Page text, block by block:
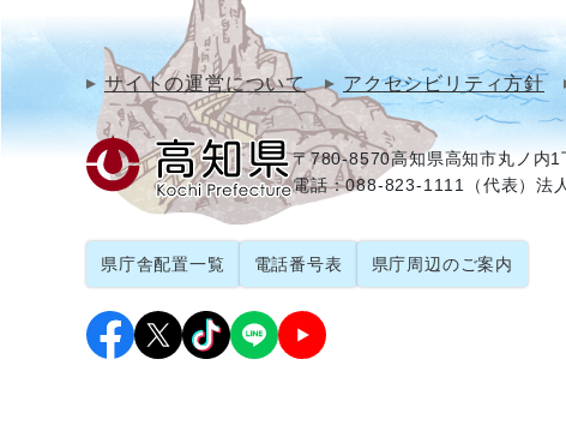
サイトの運営について アクセシビリティ方針
〒780-8570高知県高知市丸ノ内
電話：088-823-1111（代表）法
県庁舎配置一覧 電話番号表 県庁周辺のご案内